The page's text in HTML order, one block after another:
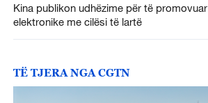
Kina publikon udhëzime për të
elektronike me cilësi të lartë
TË TJERA NGA CGTN